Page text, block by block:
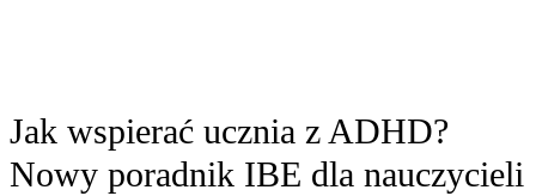
Jak wspierać ucznia z ADHD?
Nowy poradnik IBE dla nauczycieli